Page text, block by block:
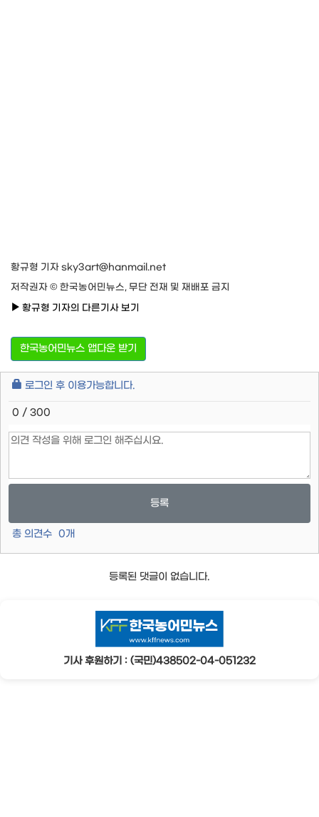
황규형 기자 sky3art@hanmail.net
저작권자 © 한국농어민뉴스, 무단 전재 및 재배포 금지
황규형 기자의 다른기사 보기
한국농어민뉴스 앱다운 받기
로그인 후 이용가능합니다.
0 / 300
등록
총 의견수 0개
등록된 댓글이 없습니다.
기사 후원하기 : (국민)438502-04-051232